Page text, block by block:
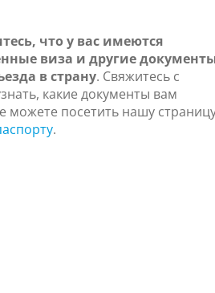
что у вас имеются
виза и другие
в страну. Свяжитесь с
какие документы вам
можете посетить нашу
.